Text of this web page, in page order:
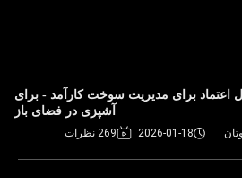
اعتماد برای مدیریت سوخت کارآمد - برای
آشپزی در فضای باز
2026-01-18 269 نظرات